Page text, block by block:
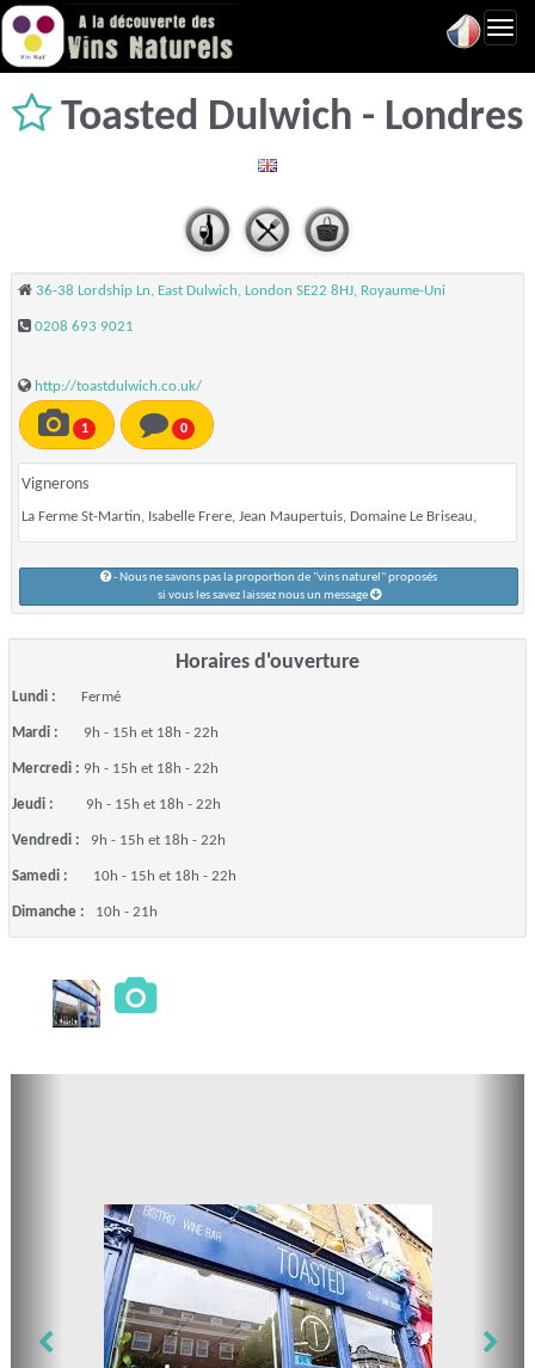
Toasted Dulwich - Londres
36-38 Lordship Ln, East Dulwich, London SE22 8HJ, Royaume-Uni
0208 693 9021
http://toastdulwich.co.uk/
1 0
Vignerons
La Ferme St-Martin, Isabelle Frere, Jean Maupertuis, Domaine Le Briseau,
- Nous ne savons pas la proportion de "vins naturel" proposés
si vous les savez laissez nous un message
Horaires d'ouverture
Lundi : Fermé
Mardi : 9h - 15h et 18h - 22h
Mercredi : 9h - 15h et 18h - 22h
Jeudi : 9h - 15h et 18h - 22h
Vendredi : 9h - 15h et 18h - 22h
Samedi : 10h - 15h et 18h - 22h
Dimanche : 10h - 21h